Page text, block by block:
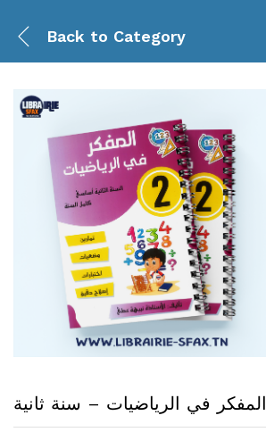
Back to Category
المفكر في الرياضيات – سنة ثانية